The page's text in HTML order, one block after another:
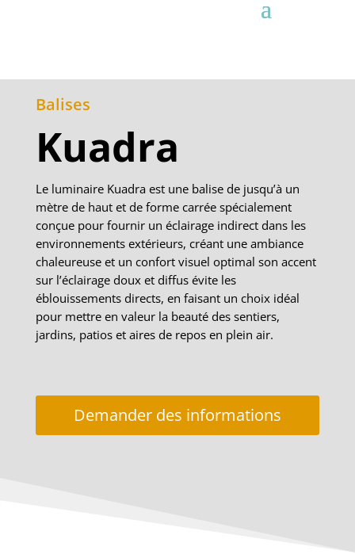
Balises
Kuadra
Le luminaire Kuadra est une balise de jusqu’à un
mètre de haut et de forme carrée spécialement
conçue pour fournir un éclairage indirect dans les
environnements extérieurs, créant une ambiance
chaleureuse et un confort visuel optimal son accent
sur l’éclairage doux et diffus évite les
éblouissements directs, en faisant un choix idéal
pour mettre en valeur la beauté des sentiers,
jardins, patios et aires de repos en plein air.
Demander des informations